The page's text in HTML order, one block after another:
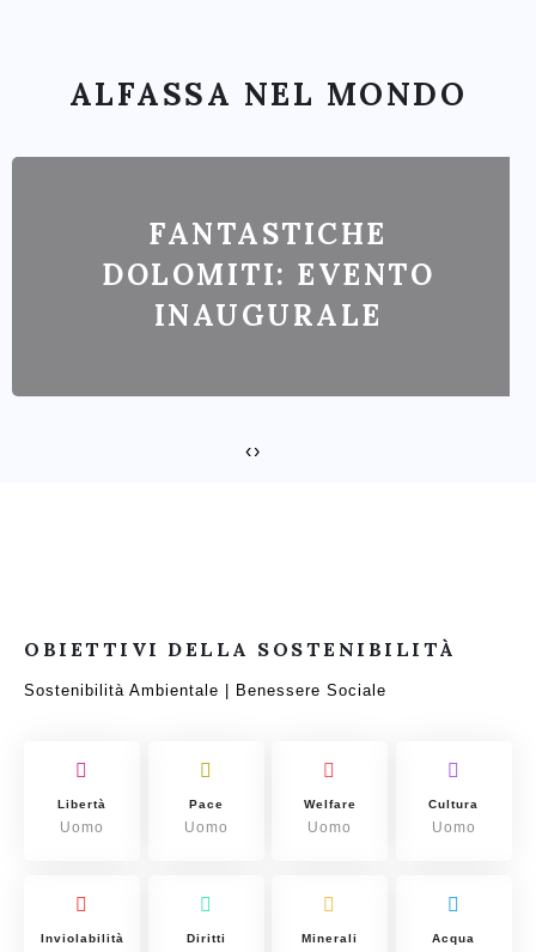
ALFASSA NEL MONDO
FANTASTICHE
DOLOMITI: EVENTO
INAUGURALE
‹›
OBIETTIVI DELLA SOSTENIBILITÀ
Sostenibilità Ambientale | Benessere Sociale
Libertà
Uomo
Pace
Uomo
Welfare
Uomo
Cultura
Uomo
Inviolabilità Diritti Minerali Acqua